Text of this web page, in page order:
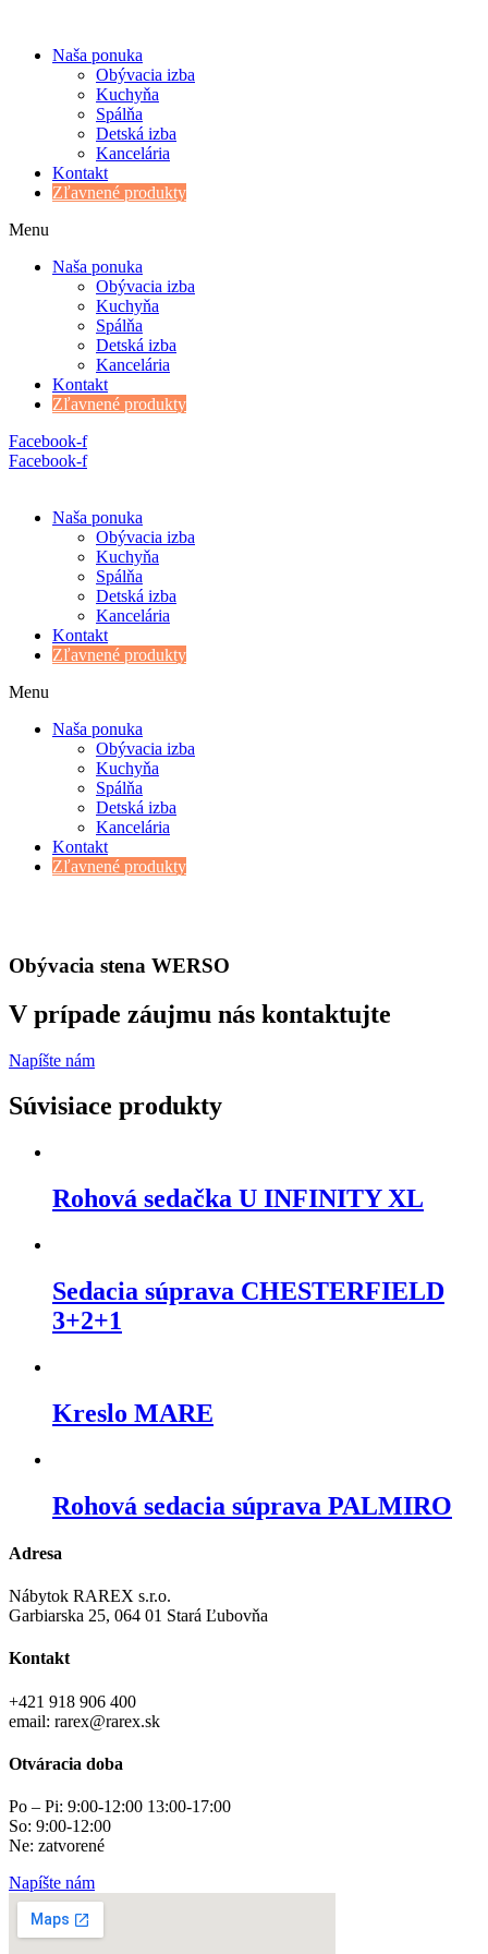
Naša ponuka
Obývacia izba
Kuchyňa
Spálňa
Detská izba
Kancelária
Kontakt
Zľavnené produkty
Menu
Naša ponuka
Obývacia izba
Kuchyňa
Spálňa
Detská izba
Kancelária
Kontakt
Zľavnené produkty
Facebook-f
Facebook-f
Naša ponuka
Obývacia izba
Kuchyňa
Spálňa
Detská izba
Kancelária
Kontakt
Zľavnené produkty
Menu
Naša ponuka
Obývacia izba
Kuchyňa
Spálňa
Detská izba
Kancelária
Kontakt
Zľavnené produkty
Obývacia stena WERSO
V prípade záujmu nás kontaktujte
Napíšte nám
Súvisiace produkty
Rohová sedačka U INFINITY XL
Sedacia súprava CHESTERFIELD
3+2+1
Kreslo MARE
Rohová sedacia súprava PALMIRO
Adresa
Nábytok RAREX s.r.o.
Garbiarska 25, 064 01 Stará Ľubovňa
Kontakt
+421 918 906 400
email: rarex@rarex.sk
Otváracia doba
Po – Pi: 9:00-12:00 13:00-17:00
So: 9:00-12:00
Ne: zatvorené
Napíšte nám